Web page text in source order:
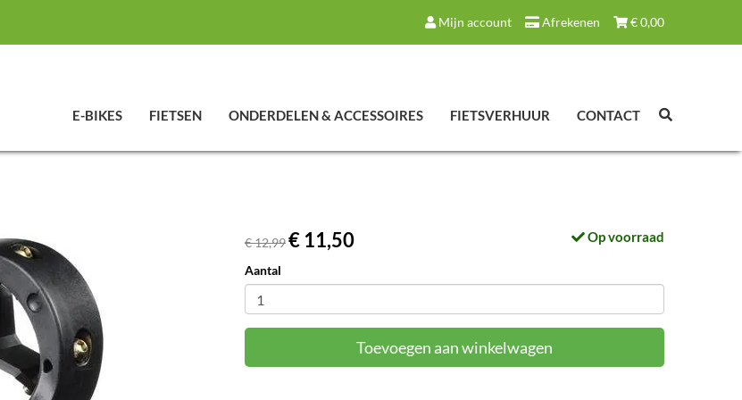
€0,00
Afrekenen
Mijn account
E-BIKES FIETSEN ONDERDELEN & ACCESSOIRES FIETSVERHUUR CONTACT
€ 12,99€ 11,50 Op voorraad
Aantal
Toevoegen aan winkelwagen